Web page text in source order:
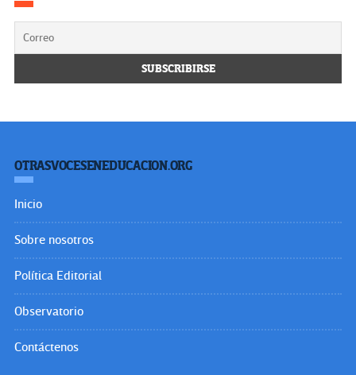
OTRASVOCESENEDUCACION.ORG
Inicio
Sobre nosotros
Política Editorial
Observatorio
Contáctenos